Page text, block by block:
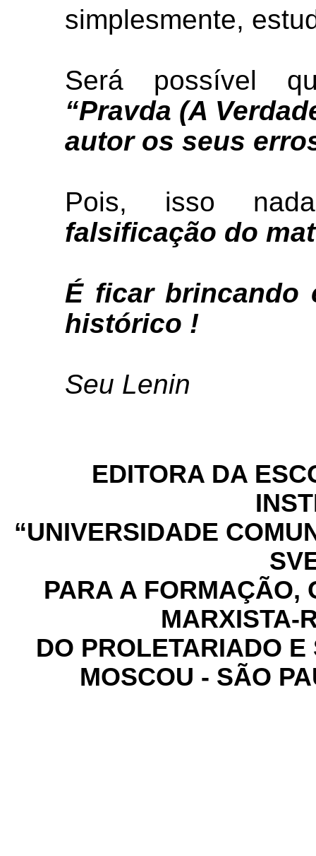
simplesmente,
Será possível
“Pravda (A
autor os seus
Pois, isso
falsificação do
É ficar brincando
histórico !
Seu Lenin
EDITORA DA
“UNIVERSIDADE
PARA A FORMAÇÃO,
MARXISTA-
DO PROLETARIADO
MOSCOU - SÃO